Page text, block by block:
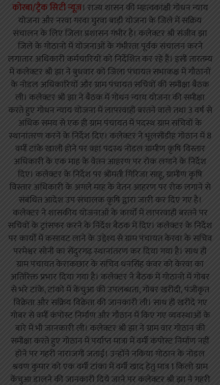
कोरबा/ट्रैक सिटी न्यूज़। राज्य शासन की महत्वकांक्षी गोधन न्याय
योजना और नरवा गरवा घुरवा बाड़ी योजना के जिले में सक्रिय
संचालन के लिए जिला प्रशासन गंभीर है। कलेक्टर श्री संजीव झा
जिले के गोठानो में योजनाओं के गंभीरता पूर्वक संचालन करने
लगातार अधिकारी कर्मचारियों को निर्देशित कर रहे हैं। इसी तारतम्य
में कलेक्टर श्री झा ने बुधवार को जिला पंचायत सभाकक्ष में गौठानों
के नोडल अधिकारियों और ग्राम पंचायत सचिवों की समीक्षा बैठक
ली। कलेक्टर श्री झा ने बैठक में गोधन न्याय योजना की समीक्षा
करते हुए गोधन न्याय योजना में लापरवाही बरतने वाले तथा 3 वर्ष से
अधिक समय से एक ही ग्राम पंचायत में पदस्थ ग्राम सचिवों के
स्थानांतरण करने के निर्देश दिए। कलेक्टर ने भूलसीडीह गोठान में 8
वर्मी टांके खाली होने पर वहां पदस्थ नोडल ग्रामीण कृषि विस्तार
अधिकारी के एक माह के वेतन आहरण पर रोक लगाने के निर्देश
दिए। कलेक्टर के निर्देश पर श्रीमती गिरिजा साहू, ग्रामीण कृषि
विस्तार अधिकारी के अगले माह के वेतन आहरण पर रोक लगाने से
संबंधित आदेश उप संचालक कृषि द्वारा जारी कर दिए गए है।
कलेक्टर ने शासकीय योजनाओं के कार्यों में लापरवाही बरतने पर
सचिवों के ट्रांसफर करने के निर्देश बैठक में दिए। कलेक्टर के निर्देश
पर कार्यों में कसावट लाने के उद्देश्य से ग्राम पंचायत केरवा के सचिव
परमेश्वर सोनी का सेंदुरगढ़ स्थानांतरण कर दिया गया है। साथ ही
ग्राम पंचायत केराकछार के सचिव धनसिंह कंवर को केरवा का
अतिरिक्त प्रभार दिया गया है। कलेक्टर ने बैठक में गोठानो में गोबर
से भरे टांके, टांको में केंचुआ की उपलब्धता, गोबर खरीदी, पंजीकृत
विक्रेता और सक्रिय विक्रेता की जानकारी ली। साथ ही खरीदे गए
गोबर से वर्मी कंपोस्ट निर्माण और गौठान में किए गए व्यवस्थाओं के
बारे में भी जानकारी ली। कलेक्टर श्री झा ने ग्राम वार गोठान की
समीक्षा करते हुए गोठान में पर्याप्त मात्रा में वर्मी कंपोस्ट निर्माण नहीं
होने पर गहरी नाराजगी जताई। उन्होंने नकिया गोठान के नोडल
श्रवण कुमार को एक वर्मी टांका में वर्मी खाद हेतु मात्र 1 किलो ग्राम
केंचुआ डालने की जानकारी दिये जाने पर कलेक्टर श्री झा ने गहरी